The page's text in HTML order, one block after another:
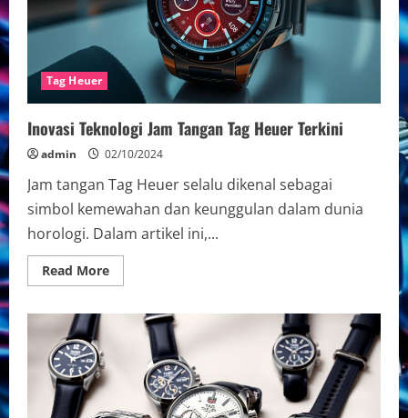
Tag Heuer
Inovasi Teknologi Jam Tangan Tag Heuer Terkini
admin 02/10/2024
Jam tangan Tag Heuer selalu dikenal sebagai
simbol kemewahan dan keunggulan dalam dunia
horologi. Dalam artikel ini,...
Read MoreRead
more
Teknologi
Tangan
Heuer
Terkini